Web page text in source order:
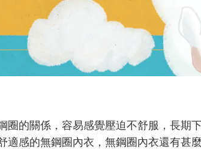
圈的關係，容易感覺壓迫不舒服，長期
適感的無鋼圈內衣，無鋼圈內衣還有甚